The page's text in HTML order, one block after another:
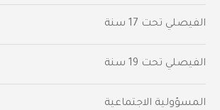
‫الفيصلي‬⁩ تحت 17 سنة
الفيصلي‬⁩ تحت 19 سنة
المسؤولية الاجتماعية